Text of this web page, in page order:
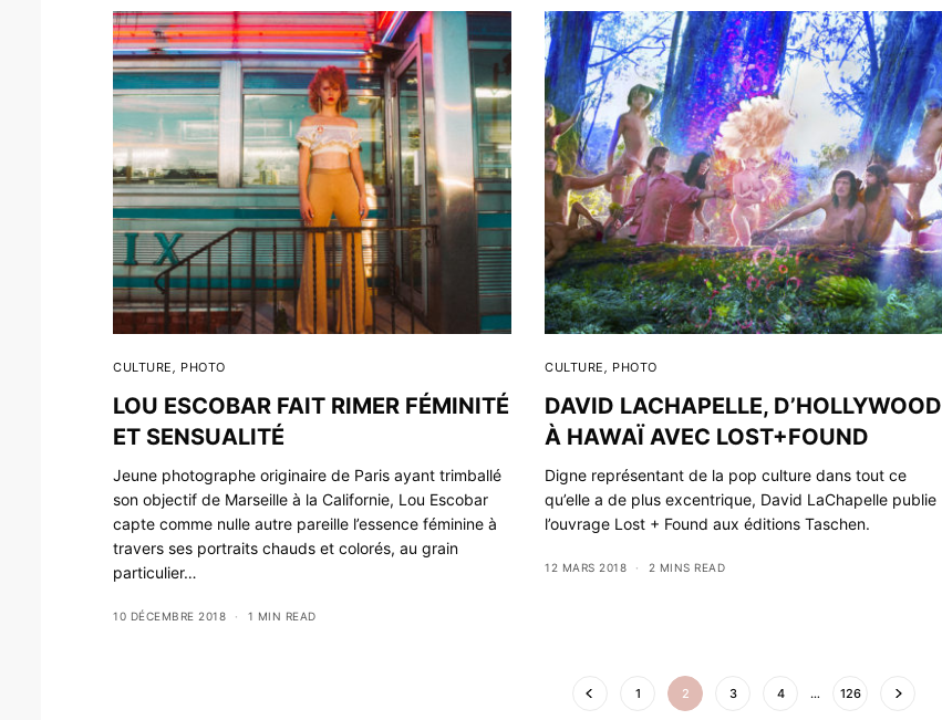
CULTURE, PHOTO
LOU ESCOBAR FAIT RIMER FÉMINITÉ
ET SENSUALITÉ
Jeune photographe originaire de Paris ayant trimballé
son objectif de Marseille à la Californie, Lou Escobar
capte comme nulle autre pareille l’essence féminine à
travers ses portraits chauds et colorés, au grain
particulier…
10 DÉCEMBRE 2018 1 MIN READ
CULTURE, PHOTO
DAVID LACHAPELLE, D’HOLLYWOOD
À HAWAÏ AVEC LOST+FOUND
Digne représentant de la pop culture dans tout ce
qu’elle a de plus excentrique, David LaChapelle publie
l’ouvrage Lost + Found aux éditions Taschen.
12 MARS 2018 2 MINS READ
1 2 3 4 … 126